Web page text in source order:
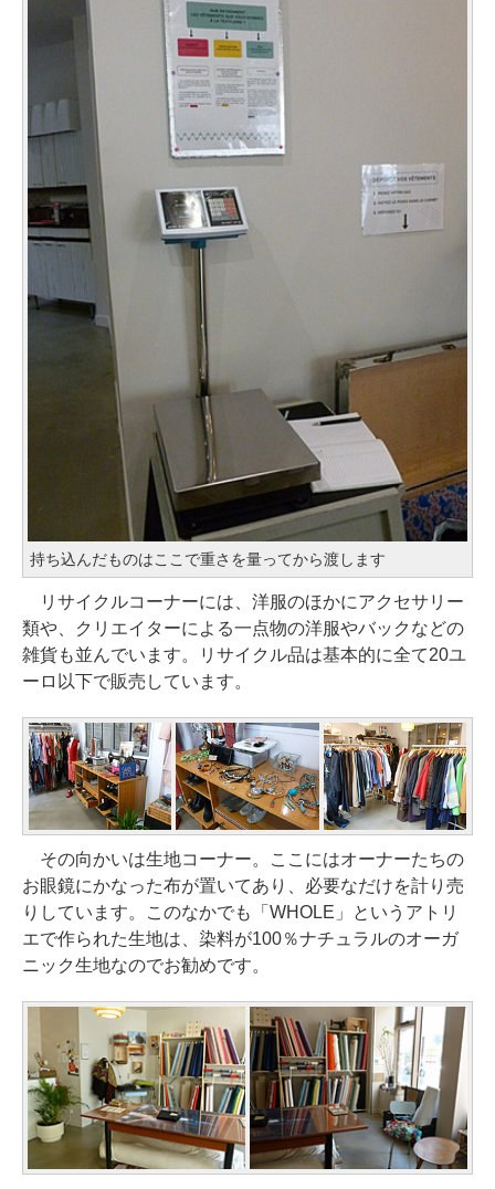
持ち込んだものはここで重さを量ってから渡します
リサイクルコーナーには、洋服のほかにアクセサリー
類や、クリエイターによる一点物の洋服やバックなどの
雑貨も並んでいます。リサイクル品は基本的に全て20ユ
ーロ以下で販売しています。
その向かいは生地コーナー。ここにはオーナーたちの
お眼鏡にかなった布が置いてあり、必要なだけを計り売
りしています。このなかでも「WHOLE」というアトリ
エで作られた生地は、染料が100％ナチュラルのオーガ
ニック生地なのでお勧めです。